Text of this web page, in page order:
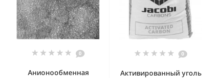
0
Анионообменная
0
Активированный уголь